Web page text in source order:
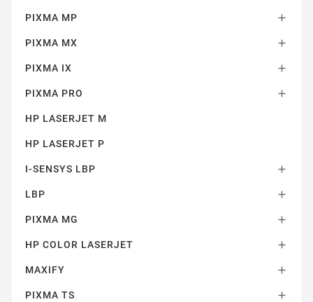
PIXMA MP 
PIXMA MX 
PIXMA IX 
PIXMA PRO 
HP LASERJET M
HP LASERJET P
I-SENSYS LBP 
LBP 
PIXMA MG 
HP COLOR LASERJET 
MAXIFY 
PIXMA TS 